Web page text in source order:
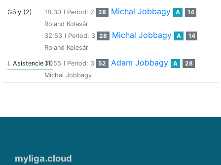
Góly (2) 18:30 I Period: 2 28 Michal Jobbagy A
14
Roland Kolesár
32:53 I Period: 3 28 Michal Jobbagy A
14
Roland Kolesár
I. Asistencie (1)31:55 I Period: 3 52 Adam Jobbagy A
28
Michal Jobbagy
myliga.cloud